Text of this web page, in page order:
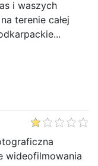
i waszych
terenie całej
wideofilmowania